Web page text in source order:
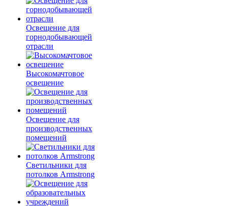
Освещение для
горнодобывающей
отрасли
Высокомачтовое
освещение
Освещение для
производственных
помещений
Светильники для
потолков Armstrong